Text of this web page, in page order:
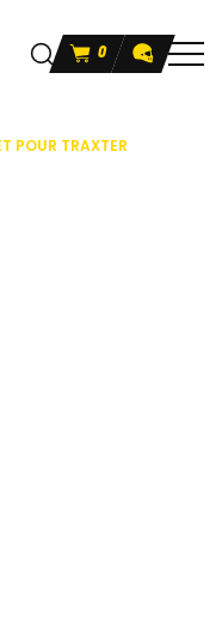
0
POUR TRAXTER